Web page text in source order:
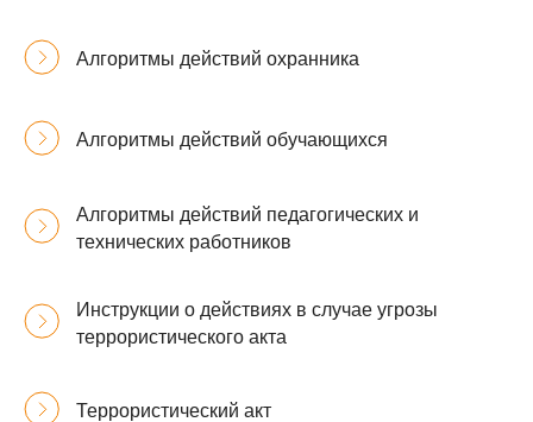
Алгоритмы действий охранника
Алгоритмы действий обучающихся
Алгоритмы действий педагогических и
технических работников
Инструкции о действиях в случае угрозы
террористического акта
Террористический акт